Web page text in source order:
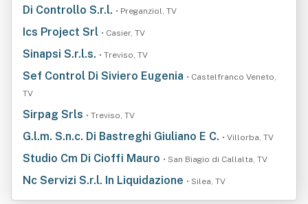
Di Controllo S.r.l. • Preganziol, TV
Ics Project Srl • Casier, TV
Sinapsi S.r.l.s. • Treviso, TV
Sef Control Di Siviero Eugenia • Castelfranco Veneto,
TV
Sirpag Srls • Treviso, TV
G.l.m. S.n.c. Di Bastreghi Giuliano E C. • Villorba, TV
Studio Cm Di Cioffi Mauro • San Biagio di Callalta, TV
Nc Servizi S.r.l. In Liquidazione • Silea, TV